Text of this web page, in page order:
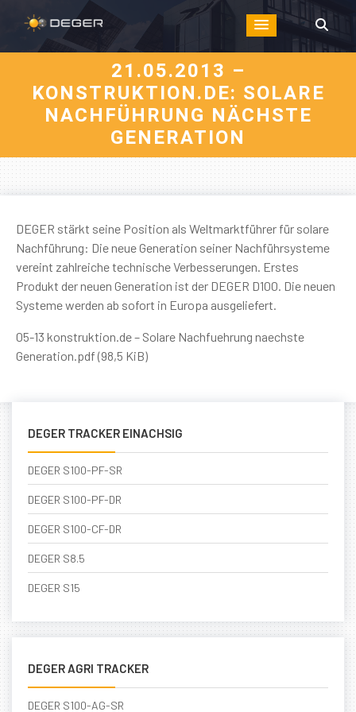
21.05.2013 –
KONSTRUKTION.DE: SOLARE
NACHFÜHRUNG NÄCHSTE
GENERATION
DEGER stärkt seine Position als Weltmarktführer für solare
Nachführung: Die neue Generation seiner Nachführsysteme
vereint zahlreiche technische Verbesserungen. Erstes
Produkt der neuen Generation ist der DEGER D100. Die neuen
Systeme werden ab sofort in Europa ausgeliefert.
05-13 konstruktion.de – Solare Nachfuehrung naechste
Generation.pdf (98,5 KiB)
DEGER TRACKER EINACHSIG
DEGER S100-PF-SR
DEGER S100-PF-DR
DEGER S100-CF-DR
DEGER S8.5
DEGER S15
DEGER AGRI TRACKER
DEGER S100-AG-SR